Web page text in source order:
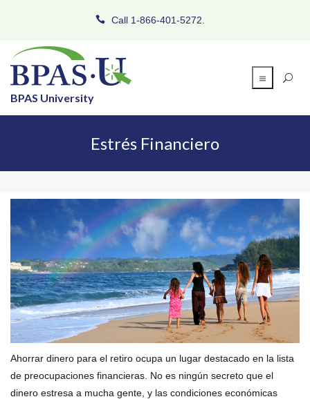
Call 1-866-401-5272.
BPAS University
Estrés Financiero
Ahorrar dinero para el retiro ocupa un lugar destacado en la lista
de preocupaciones financieras. No es ningún secreto que el
dinero estresa a mucha gente, y las condiciones económicas